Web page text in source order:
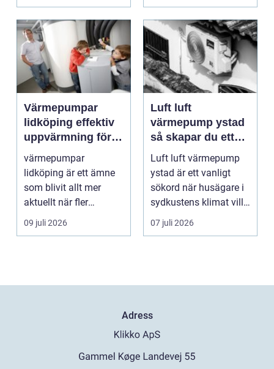
Värmepumpar
lidköping effektiv
uppvärmning för
hus och
fastigheter
värmepumpar
lidköping är ett ämne
som blivit allt mer
aktuellt när fler
fastighetsägare vill
kombine...
09 juli 2026
Luft luft
värmepump ystad
så skapar du ett
behagligt
inomhusklimat
Året om
Luft luft värmepump
ystad är ett vanligt
sökord när husägare i
sydkustens klimat vill
hitta ett smar...
07 juli 2026
Adress